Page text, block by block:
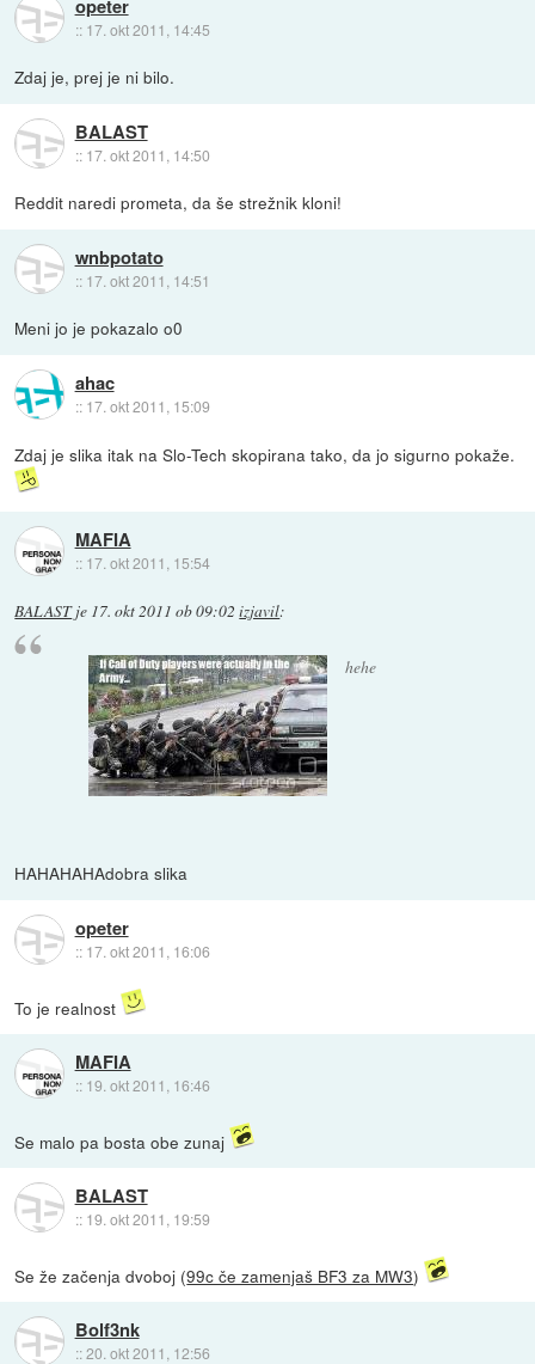
opeter
:: 17. okt 2011, 14:45
Zdaj je, prej je ni bilo.
BALAST
:: 17. okt 2011, 14:50
Reddit naredi prometa, da še strežnik kloni!
wnbpotato
:: 17. okt 2011, 14:51
Meni jo je pokazalo o0
ahac
:: 17. okt 2011, 15:09
Zdaj je slika itak na Slo-Tech skopirana tako, da jo sigurno pokaže.
MAFIA
:: 17. okt 2011, 15:54
BALASTje 17. okt 2011 ob 09:02 izjavil:
hehe
HAHAHAHAdobra slika
opeter
:: 17. okt 2011, 16:06
To je realnost
MAFIA
:: 19. okt 2011, 16:46
Se malo pa bosta obe zunaj
BALAST
:: 19. okt 2011, 19:59
Se že začenja dvoboj (99c če zamenjaš BF3 za MW3)
Bolf3nk
::20. okt 2011, 12:56